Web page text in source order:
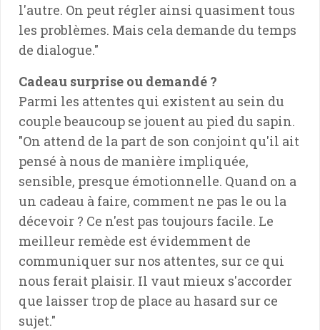
l'autre. On peut régler ainsi quasiment tous
les problèmes. Mais cela demande du temps
de dialogue."
Cadeau surprise ou demandé ?
Parmi les attentes qui existent au sein du
couple beaucoup se jouent au pied du sapin.
"On attend de la part de son conjoint qu'il ait
pensé à nous de manière impliquée,
sensible, presque émotionnelle. Quand on a
un cadeau à faire, comment ne pas le ou la
décevoir ? Ce n'est pas toujours facile. Le
meilleur remède est évidemment de
communiquer sur nos attentes, sur ce qui
nous ferait plaisir. Il vaut mieux s'accorder
que laisser trop de place au hasard sur ce
sujet."